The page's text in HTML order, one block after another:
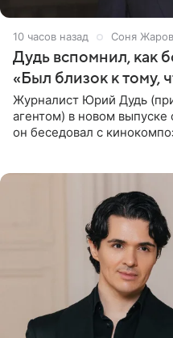
10 часов назад Соня
Дудь вспомнил, как
«Был близок к тому,
Журналист Юрий Дудь
агентом) в новом выпуске
он беседовал с